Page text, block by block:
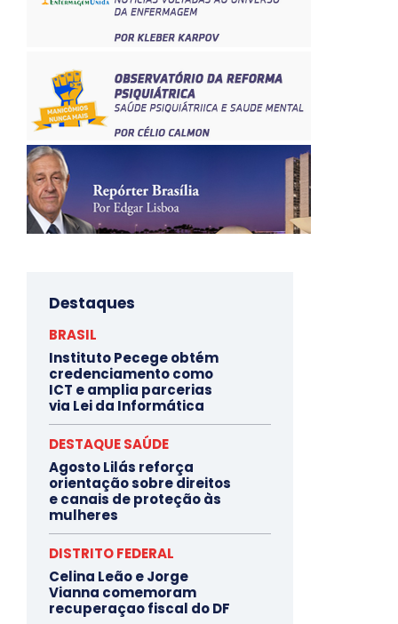
Destaques
BRASIL
Instituto Pecege obtém
credenciamento como
ICT e amplia parcerias
via Lei da Informática
DESTAQUE SAÚDE
Agosto Lilás reforça
orientação sobre direitos
e canais de proteção às
mulheres
DISTRITO FEDERAL
Celina Leão e Jorge
Vianna comemoram
recuperaçao fiscal do DF